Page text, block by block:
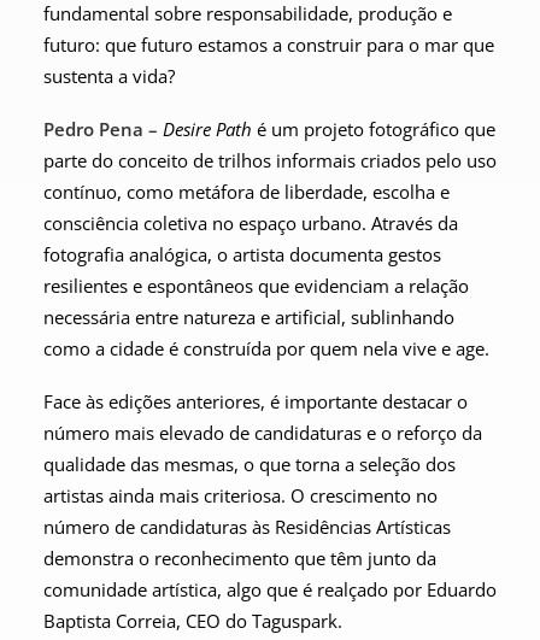
fundamental sobre responsabilidade, produção e
futuro: que futuro estamos a construir para o mar que
sustenta a vida?
Pedro Pena – Desire Path é um projeto fotográfico que
parte do conceito de trilhos informais criados pelo uso
contínuo, como metáfora de liberdade, escolha e
consciência coletiva no espaço urbano. Através da
fotografia analógica, o artista documenta gestos
resilientes e espontâneos que evidenciam a relação
necessária entre natureza e artificial, sublinhando
como a cidade é construída por quem nela vive e age.
Face às edições anteriores, é importante destacar o
número mais elevado de candidaturas e o reforço da
qualidade das mesmas, o que torna a seleção dos
artistas ainda mais criteriosa. O crescimento no
número de candidaturas às Residências Artísticas
demonstra o reconhecimento que têm junto da
comunidade artística, algo que é realçado por Eduardo
Baptista Correia, CEO do Taguspark.